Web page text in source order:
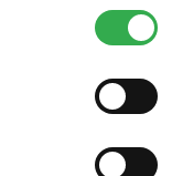
Ďakujeme!